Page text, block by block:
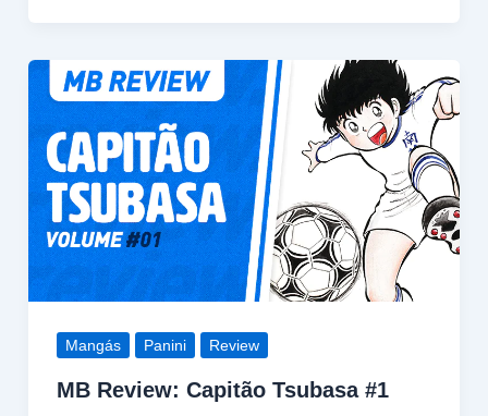
Mangás Panini Review
MB Review: Capitão Tsubasa #1